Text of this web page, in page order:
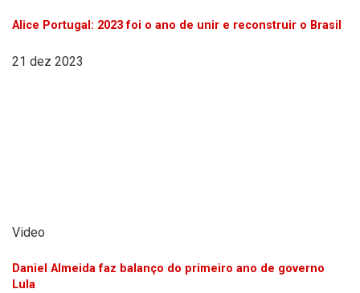
Alice Portugal: 2023 foi o ano de unir e reconstruir o Brasil
21 dez 2023
Video
Daniel Almeida faz balanço do primeiro ano de governo
Lula